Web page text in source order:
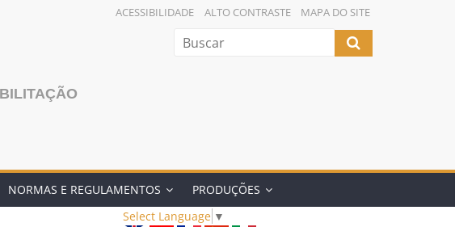
ACESSIBILIDADE ALTO CONTRASTE MAPA DO SITE
NORMAS E REGULAMENTOS PRODUÇÕES
Select Language ▼